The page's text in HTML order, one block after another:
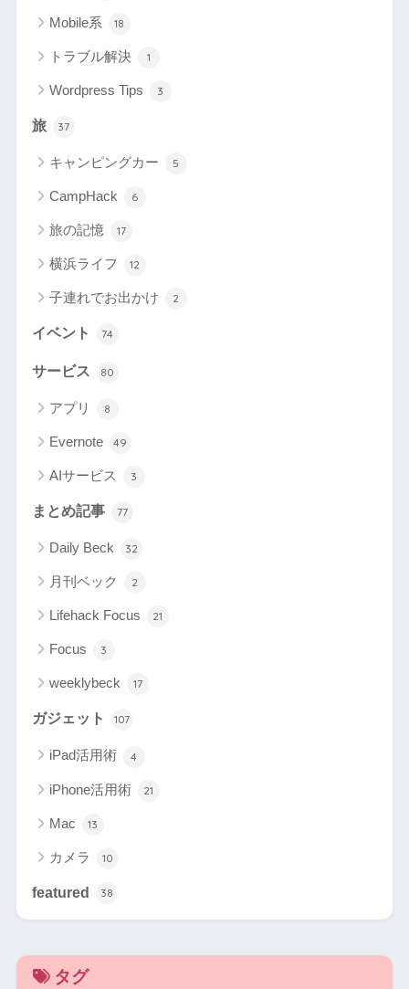
Mobile系 18
トラブル解決 1
Wordpress Tips 3
旅 37
キャンピングカー 5
CampHack 6
旅の記憶 17
横浜ライフ 12
子連れでお出かけ 2
イベント 74
サービス 80
アプリ 8
Evernote 49
AIサービス 3
まとめ記事 77
Daily Beck 32
月刊ベック 2
Lifehack Focus 21
Focus 3
weeklybeck 17
ガジェット 107
iPad活用術 4
iPhone活用術 21
Mac 13
カメラ 10
featured 38
タグ